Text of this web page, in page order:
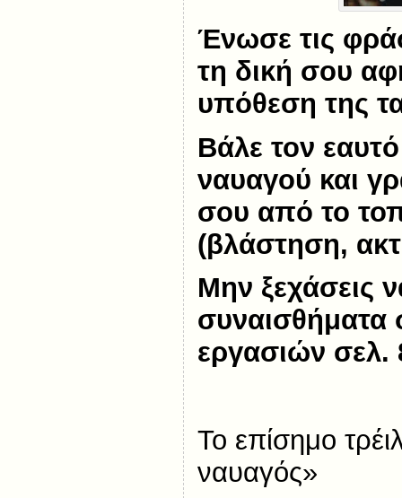
Ένωσε τις
τη δική σου
υπόθεση της
Βάλε τον
ναυαγού και
σου από το
(βλάστηση,
Μην ξεχάσεις
συναισθήματα
εργασιών σελ.
Το επίσημο
ναυαγός»